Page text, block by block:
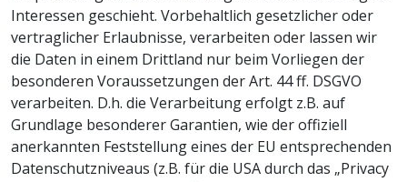
Interessen geschieht. Vorbehaltlich gesetzlicher oder
vertraglicher Erlaubnisse, verarbeiten oder lassen wir
die Daten in einem Drittland nur beim Vorliegen der
besonderen Voraussetzungen der Art. 44 ff. DSGVO
verarbeiten. D.h. die Verarbeitung erfolgt z.B. auf
Grundlage besonderer Garantien, wie der offiziell
anerkannten Feststellung eines der EU entsprechenden
Datenschutzniveaus (z.B. für die USA durch das „Privacy